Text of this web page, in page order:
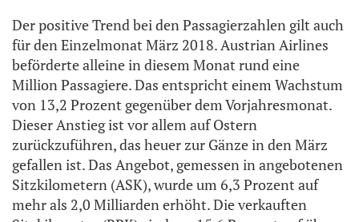
Der positive Trend bei den Passagierzahlen gilt auch
für den Einzelmonat März 2018. Austrian Airlines
beförderte alleine in diesem Monat rund eine
Million Passagiere. Das entspricht einem Wachstum
von 13,2 Prozent gegenüber dem Vorjahresmonat.
Dieser Anstieg ist vor allem auf Ostern
zurückzuführen, das heuer zur Gänze in den März
gefallen ist. Das Angebot, gemessen in angebotenen
Sitzkilometern (ASK), wurde um 6,3 Prozent auf
mehr als 2,0 Milliarden erhöht. Die verkauften